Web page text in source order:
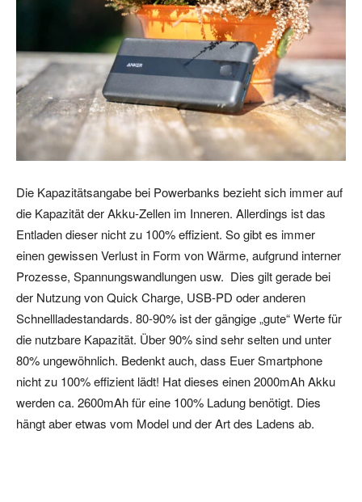
Die Kapazitätsangabe bei Powerbanks bezieht sich immer auf
die Kapazität der Akku-Zellen im Inneren. Allerdings ist das
Entladen dieser nicht zu 100% effizient. So gibt es immer
einen gewissen Verlust in Form von Wärme, aufgrund interner
Prozesse, Spannungswandlungen usw. Dies gilt gerade bei
der Nutzung von Quick Charge, USB-PD oder anderen
Schnellladestandards. 80-90% ist der gängige „gute“ Werte für
die nutzbare Kapazität. Über 90% sind sehr selten und unter
80% ungewöhnlich. Bedenkt auch, dass Euer Smartphone
nicht zu 100% effizient lädt! Hat dieses einen 2000mAh Akku
werden ca. 2600mAh für eine 100% Ladung benötigt. Dies
hängt aber etwas vom Model und der Art des Ladens ab.